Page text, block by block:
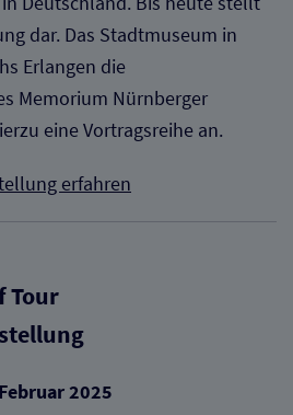
dar. Das Stadtmuseum in
Erlangen die
Memorium Nürnberger
eine Vortragsreihe an.
erfahren
Tour
2025